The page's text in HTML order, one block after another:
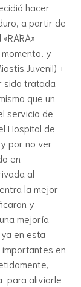
hacer
a partir de
y
+
sido tratada
que un
servicio de
Hospital de
por no ver
en
al
la mejor
y
mejoría
en esta
en
para aliviarle